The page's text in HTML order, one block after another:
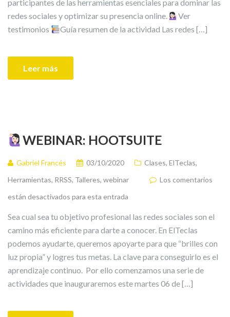
participantes de las herramientas esenciales para dominar las
redes sociales y optimizar su presencia online.
Ver
testimonios
Guía resumen de la actividad Las redes […]
Leer más
WEBINAR: HOOTSUITE
Gabriel Francés 03/10/2020 Clases, ElTeclas,
Herramientas, RRSS, Talleres, webinar
Los comentarios
están desactivados para esta entrada
Sea cual sea tu objetivo profesional las redes sociales son el
camino más eficiente para darte a conocer. En ElTeclas
podemos ayudarte, queremos apoyarte para que “brilles con
luz propia” y logres tus metas. La clave para conseguirlo es el
aprendizaje continuo. Por ello comenzamos una serie de
actividades que inauguraremos este martes 06 de […]